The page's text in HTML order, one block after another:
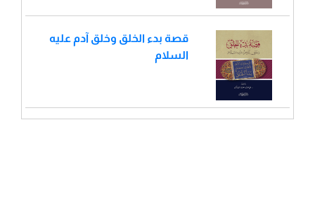
قصة بدء الخلق وخلق آدم عليه
السلام